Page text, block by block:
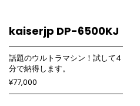
kaiserjp DP-6500KJ
話題のウルトラマシン！試して4
分で納得します。
¥77,000